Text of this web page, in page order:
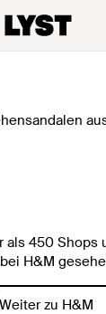
als 450 Shops
H&M
Weiter zu H&M